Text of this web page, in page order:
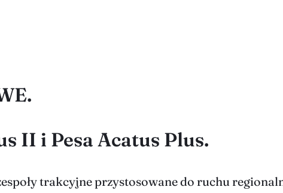
II i Pesa Acatus Plus.
trakcyjne przystosowane do ruchu